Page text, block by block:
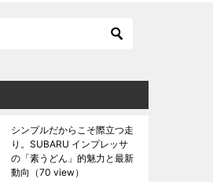
シンプルだからこそ際立つ走
り。SUBARU インプレッサ
の「素うどん」的魅力と最新
動向 （70 view）